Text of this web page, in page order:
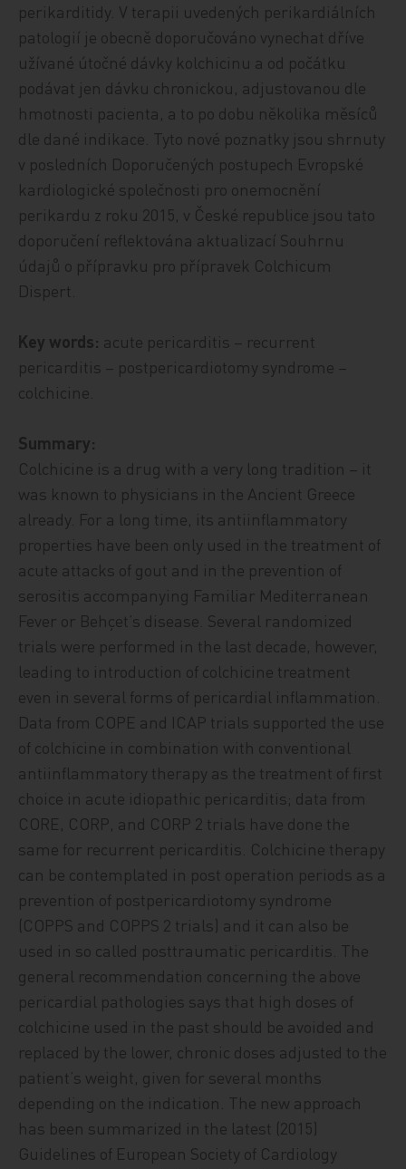
perikarditidy. V terapii uvedených perikardiálních
patologií je obecně doporučováno vynechat dříve
užívané útočné dávky kolchicinu a od počátku
podávat jen dávku chronickou, adjustovanou dle
hmotnosti pacienta, a to po dobu několika měsíců
dle dané indikace. Tyto nové poznatky jsou shrnuty
v posledních Doporučených postupech Evropské
kardiologické společnosti pro onemocnění
perikardu z roku 2015, v České republice jsou tato
doporučení reflektována aktualizací Souhrnu
údajů o přípravku pro přípravek Colchicum
Dispert.
Key words: acute pericarditis – recurrent
pericarditis – postpericardiotomy syndrome –
colchicine.
Summary:
Colchicine is a drug with a very long tradition – it
was known to physicians in the Ancient Greece
already. For a long time, its antiinflammatory
properties have been only used in the treatment of
acute attacks of gout and in the prevention of
serositis accompanying Familiar Mediterranean
Fever or Behçet’s disease. Several randomized
trials were performed in the last decade, however,
leading to introduction of colchicine treatment
even in several forms of pericardial inflammation.
Data from COPE and ICAP trials supported the use
of colchicine in combination with conventional
antiinflammatory therapy as the treatment of first
choice in acute idiopathic pericarditis; data from
CORE, CORP, and CORP 2 trials have done the
same for recurrent pericarditis. Colchicine therapy
can be contemplated in post operation periods as a
prevention of postpericardiotomy syndrome
(COPPS and COPPS 2 trials) and it can also be
used in so called posttraumatic pericarditis. The
general recommendation concerning the above
pericardial pathologies says that high doses of
colchicine used in the past should be avoided and
replaced by the lower, chronic doses adjusted to the
patient’s weight, given for several months
depending on the indication. The new approach
has been summarized in the latest (2015)
Guidelines of European Society of Cardiology